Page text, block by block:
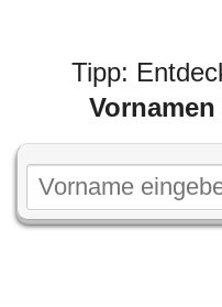
Tipp:
Vornamen